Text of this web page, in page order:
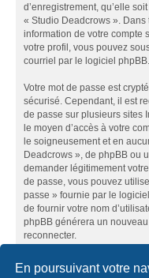
En poursuivant votre
d’enregistrement, qu’elle
« Studio Deadcrows ».
information de votre compte
votre profil, vous pouvez
courriel par le logiciel phpBB.
Votre mot de passe est
sécurisé. Cependant, il est
de passe sur plusieurs sites
le moyen d’accès à votre
le soigneusement et en
Deadcrows », de phpBB ou
demander légitimement
de passe, vous pouvez
passe » fournie par le
de fournir votre nom
phpBB générera un
reconnecter.